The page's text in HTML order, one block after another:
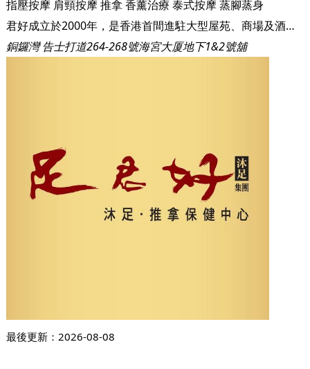
指壓按摩 肩頸按摩推拿香薰治療 泰式按摩蒸腳蒸身
君好成立於2000年，是香港首間進駐大型屋苑、商場及酒店的足底按摩休閒中心。成立至今已為超過三十萬名尊貴客戶提供健康休閒的養身保健服務。足君好集合了眾多人力、物力，針對現代人健康的問題展開研究，以中國數千年的養身之道－足底按摩及全身穴位推拿，配合優閒泰式裝修與頂級設備，徹底顛覆傳統對按摩、推拿的既定形象，讓您及您的家人安心又輕鬆地達到養身的功效！ 本集團至今已開設十三間沐足保健中心，遍佈港九新界，包括黃埔區、將軍澳區、香港區及荃灣等，未來將於不同地區開設分店以為各區居民服務。 足君好嚴格控管衛生環境及服務品質，讓注重養身的您同時享有最高等級的服務與最經濟實惠的消費。
銅鑼灣 告士打道264-268號海宮大厦地下1&2號舖
最後更新： 2026-08-08